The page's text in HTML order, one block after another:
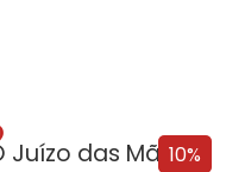
10%
O Juízo das Mãos – Volume 2...